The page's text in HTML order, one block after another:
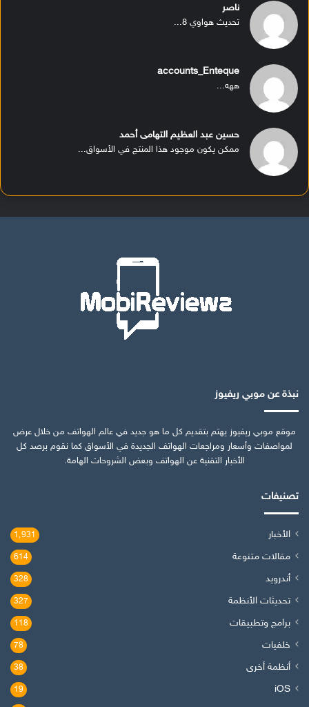
ناصر
تحديث هواوي 8...
accounts_Enteque
ههه...
حسين عبد العظيم التهامى أحمد
ممكن يكون موجود هذا المنتج في الأسواق...
نبذة عن موبي ريفيوز
موقع موبي ريفيوز يهتم بتقديم كل ما هو جديد في عالم الهواتف من خلال عرض
لمواصفات وأسعار ومراجعات الهواتف الجديدة في الأسواق كما نقوم برصد كل
الأخبار التقنية عن الهواتف وبعض الشروحات الهامة.
تصنيفات
الأخبار 1٬931
مقالات متنوعة 614
أندرويد 328
تحديثات الأنظمة 327
برامج وتطبيقات 118
خلفيات 78
أنظمة أخرى 38
iOS
19